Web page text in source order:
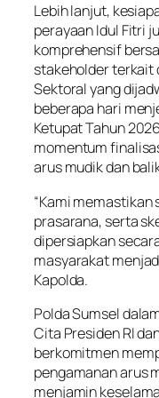
Lebih lanjut,
perayaan Idul Fitri
komprehensif
stakeholder terkait
Sektoral yang
beberapa hari
Ketupat Tahun
momentum
arus mudik dan
“Kami memastikan
prasarana, serta
dipersiapkan
masyarakat
Kapolda.
Polda Sumsel
Cita Presiden RI
berkomitmen
pengamanan arus
menjamin